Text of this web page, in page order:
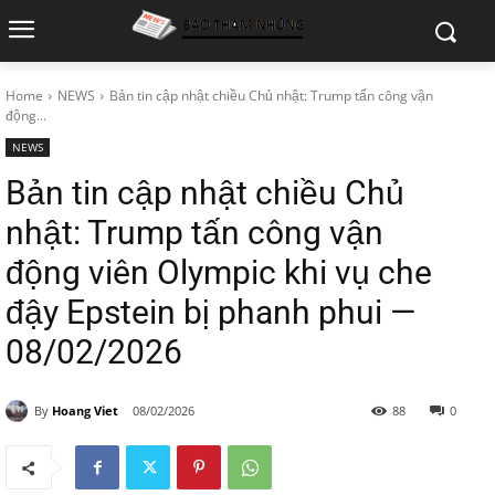
Home NEWS
Bản tin cập nhật chiều Chủ nhật: Trump tấn công vận
động...
NEWS
Bản tin cập nhật chiều Chủ
nhật: Trump tấn công vận
động viên Olympic khi vụ che
đậy Epstein bị phanh phui —
08/02/2026
By Hoang Viet 08/02/2026 0
88